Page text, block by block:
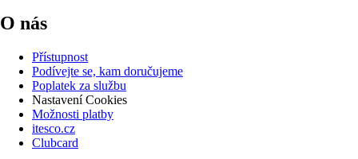
O nás
Přístupnost
Podívejte se, kam doručujeme
Poplatek za službu
Nastavení Cookies
Možnosti platby
itesco.cz
Clubcard